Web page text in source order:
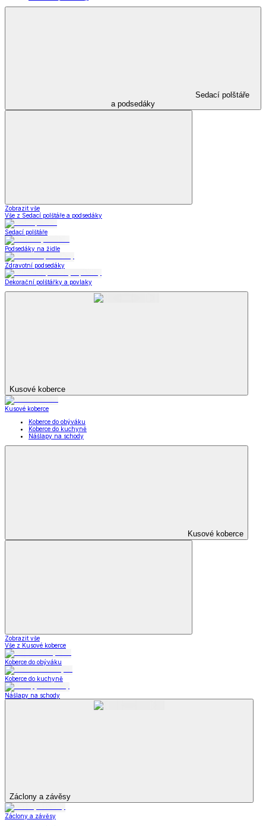
Sedací polštáře
a podsedáky
Zobrazit vše
Vše z Sedací polštáře a podsedáky
Sedací polštáře
Podsedáky na židle
Zdravotní podsedáky
Dekorační polštářky a povlaky
Kusové koberce
Kusové koberce
Koberce do obýváku
Koberce do kuchyně
Nášlapy na schody
Kusové koberce
Zobrazit vše
Vše z Kusové koberce
Koberce do obýváku
Koberce do kuchyně
Nášlapy na schody
Záclony a závěsy
Záclony a závěsy